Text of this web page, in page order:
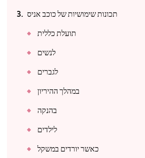
תכונות שימושיות של כוכב אניס
תועלת כללית
לנשים
לגברים
במהלך ההיריון
בהנקה
לילדים
כאשר יורדים במשקל